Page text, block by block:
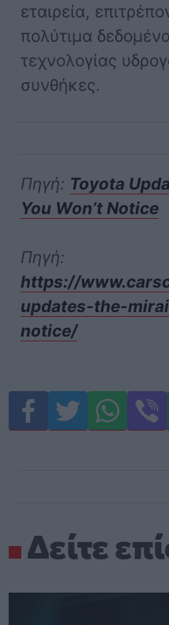
εταιρεία,
πολύτιμα
τεχνολογίας
συνθήκες.
Πηγή: Toyota
You Won’t Notice
Πηγή:
https://
updates-the-
notice/
Δείτε